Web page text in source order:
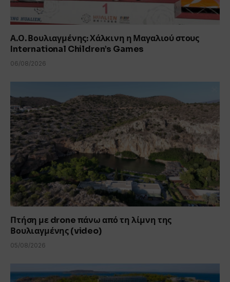
Α.Ο. Βουλιαγμένης: Χάλκινη η Μαγαλιού στους
International Children’s Games
06/08/2026
Πτήση με drone πάνω από τη λίμνη της
Βουλιαγμένης (video)
05/08/2026